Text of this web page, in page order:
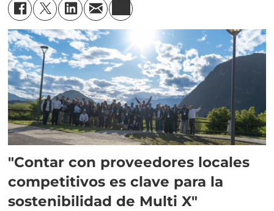
"Contar con proveedores locales
competitivos es clave para la
sostenibilidad de Multi X"